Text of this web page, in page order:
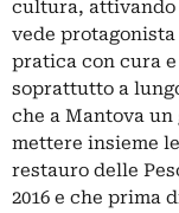
cultura, attivando
vede
pratica con cura
soprattutto a
che a Mantova
mettere insieme
restauro delle
2016 e che prima